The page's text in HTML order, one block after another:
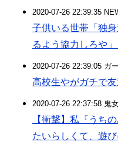
2020-07-26 22:39:35
子供いる世帯「独
るよう協力しろや
2020-07-26 22:39:05 ガ
高校生やがガチで
2020-07-26 22:37:58 鬼
【衝撃】私『うち
たいらしくて、遊